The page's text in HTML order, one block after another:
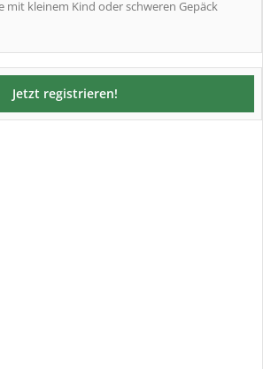
mit kleinem Kind oder schweren Gepäck
Jetzt registrieren!